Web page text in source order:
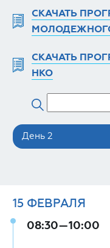
СКАЧАТЬ
СКАЧАТЬ
НКО
День 2
15 ФЕВРАЛЯ
08:30—10:00